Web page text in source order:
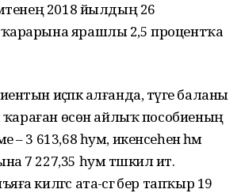
2018 йылдың 26
ярашлы 2,5 процентҡа
иҫәпкә алғанда, тәүге баланы
ҡараған өсөн айлыҡ пособиеның
– 3 613,68 һум, икенсеһенә һәм
7 227,35 һум тәшкил итә.
килгәс ата-әсәгә бер тапҡыр 19